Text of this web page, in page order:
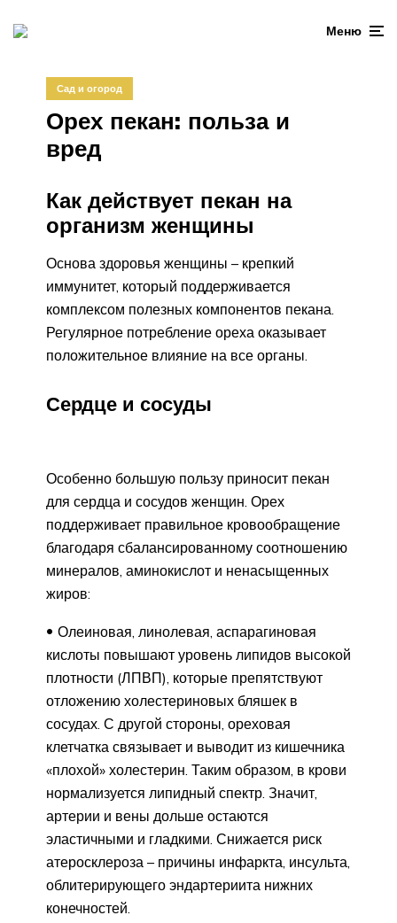
Меню
Сад и огород
Орех пекан: польза и
вред
Как действует пекан на
организм женщины
Основа здоровья женщины – крепкий
иммунитет, который поддерживается
комплексом полезных компонентов пекана.
Регулярное потребление ореха оказывает
положительное влияние на все органы.
Сердце и сосуды
Особенно большую пользу приносит пекан
для сердца и сосудов женщин. Орех
поддерживает правильное кровообращение
благодаря сбалансированному соотношению
минералов, аминокислот и ненасыщенных
жиров:
Олеиновая, линолевая, аспарагиновая
кислоты повышают уровень липидов высокой
плотности (ЛПВП), которые препятствуют
отложению холестериновых бляшек в
сосудах. С другой стороны, ореховая
клетчатка связывает и выводит из кишечника
«плохой» холестерин. Таким образом, в крови
нормализуется липидный спектр. Значит,
артерии и вены дольше остаются
эластичными и гладкими. Снижается риск
атеросклероза – причины инфаркта, инсульта,
облитерирующего эндартериита нижних
конечностей.